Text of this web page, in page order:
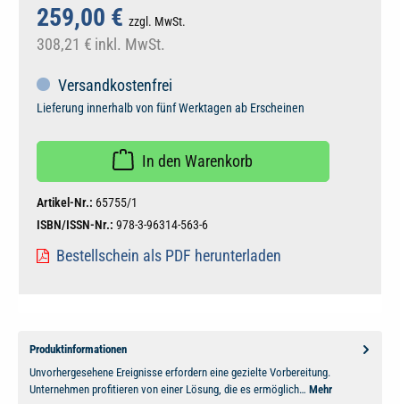
259,00 € zzgl. MwSt.
308,21 € inkl. MwSt.
Versandkostenfrei
Lieferung innerhalb von fünf Werktagen ab Erscheinen
In den Warenkorb
Artikel-Nr.: 65755/1
ISBN/ISSN-Nr.: 978-3-96314-563-6
Bestellschein als PDF herunterladen
Produktinformationen
Unvorhergesehene Ereignisse erfordern eine gezielte Vorbereitung.
Unternehmen profitieren von einer Lösung, die es ermöglich… Mehr